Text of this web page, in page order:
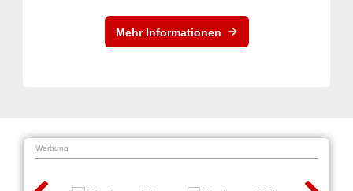
Mehr Informationen
Werbung